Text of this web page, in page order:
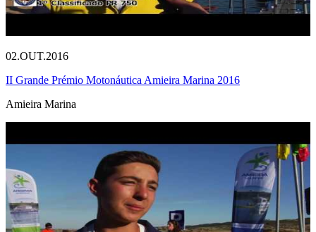
02.OUT.2016
II Grande Prémio Motonáutica Amieira Marina 2016
Amieira Marina